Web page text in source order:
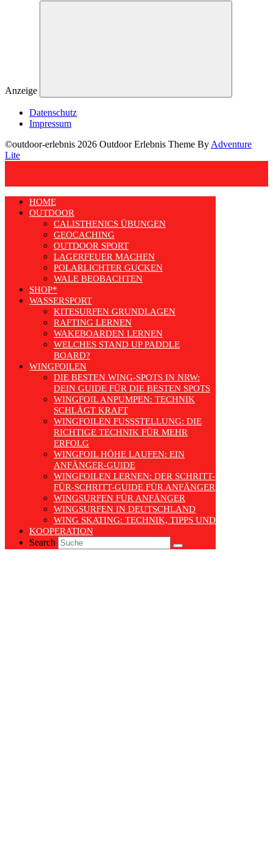
Anzeige
Datenschutz
Impressum
©outdoor-erlebnis 2026 Outdoor Erlebnis Theme By Adventure
Lite
HOME
OUTDOOR
CALISTHENICS ÜBUNGEN
GEOCACHING
OUTDOOR SPORT
LAGERFEUER MACHEN
POLARLICHTER GUCKEN
WALE BEOBACHTEN
SHOP*
WASSERSPORT
KITESURFEN GRUNDLAGEN
RAFTING LERNEN
WAKEBOARDEN LERNEN
WELCHES STAND UP PADDLE
BOARD?
WINGFOILEN
DIE BESTEN WING-SPOTS IN NRW:
DEIN GUIDE FÜR DIE BESTEN SPOTS
WINGFOIL ANPUMPEN: TECHNIK
SCHLÄGT KRAFT
WINGFOILEN FUSSSTELLUNG: DIE R
ICHTIGE TECHNIK FÜR MEHR E
RFOLG
WINGFOIL HÖHE LAUFEN: EIN
ANFÄNGER-GUIDE
WINGFOILEN LERNEN: DER SCHRITT-
FÜR-SCHRITT-GUIDE FÜR ANFÄNGER
WINGSURFEN FÜR ANFÄNGER
WINGSURFEN IN DEUTSCHLAND
WING SKATING: TECHNIK, TIPPS UND TRENDS
KOOPERATION
Search